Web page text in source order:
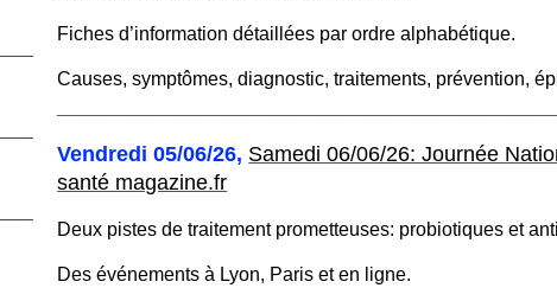
Fiches d’information détaillées par ordre alphabétique.
Causes, symptômes, diagnostic, traitements, prévention,
Vendredi 05/06/26, Samedi 06/06/26: Journée
santé magazine.fr
Deux pistes de traitement prometteuses: probiotiques et
Des événements à Lyon, Paris et en ligne.